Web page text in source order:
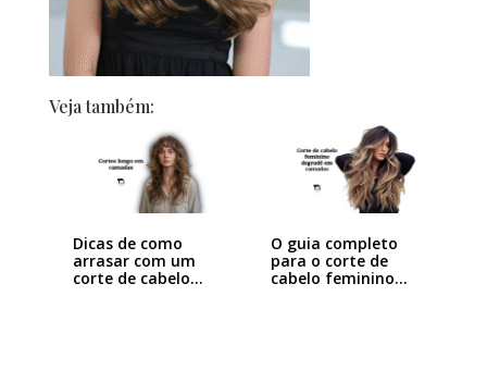
Veja também:
Dicas de como
arrasar com um
corte de cabelo…
O guia completo
para o corte de
cabelo feminino…